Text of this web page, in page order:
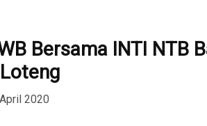
Bersama INTI NTB
2020